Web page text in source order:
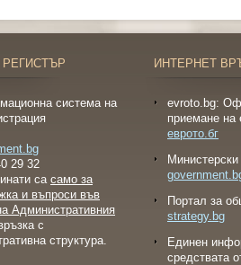
система на
29 32
са само за
и въпроси във
Административния
с
структура.
ИНТЕРНЕТ
evroto.bg:
приемане на
еврото.бг
Портал за
strategy.bg
Eдинен
средствата